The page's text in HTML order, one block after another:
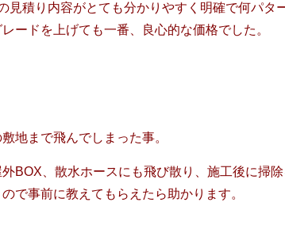
見積り内容がとても分かりやすく明確で何パタ
ードを上げても一番、良心的な価格でした。
地まで飛んでしまった事。
BOX、散水ホースにも飛び散り、施工後に掃
で事前に教えてもらえたら助かります。